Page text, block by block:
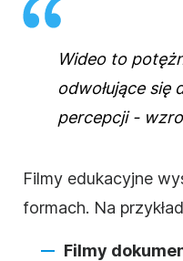
Wideo to
odwołujące się
percepcji -
Filmy edukacyjne
formach. Na
Filmy